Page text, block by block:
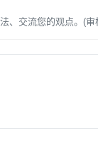
、交流您的观点。(审